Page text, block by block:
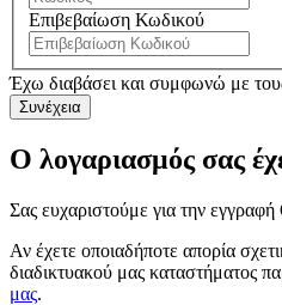
Επιβεβαίωση Κωδικού
Έχω διαβάσει και συμφωνώ με
Ο λογαριασμός σας
Σας ευχαριστούμε για την
Αν έχετε οποιαδήποτε απορία
διαδικτυακού μας καταστήματος
μας.